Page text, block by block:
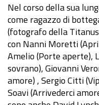
Nel corso della sua
come ragazzo di
(fotografo della
con Nanni Moretti
Amelio (Porte aperte),
sovrano), Giovanni
amore) , Sergio Citti
Soavi (Arrivederci